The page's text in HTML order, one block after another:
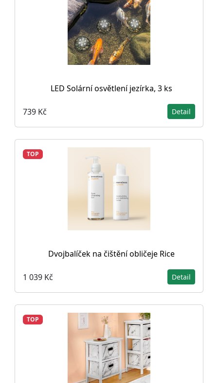
LED Solární osvětlení jezírka, 3 ks
739 Kč Detail
TOP
Dvojbalíček na čištění obličeje Rice
1 039 Kč Detail
TOP